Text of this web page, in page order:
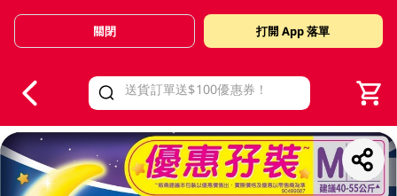
Valid Until 30 June 2026
關閉 打開 App 落單